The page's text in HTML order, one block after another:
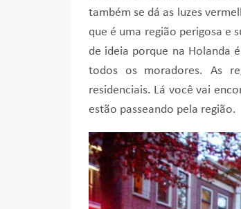
também se dá as luzes
que é uma região perigosa e
de ideia porque na Holanda
todos os moradores. As
residenciais. Lá você vai
estão passeando pela região.